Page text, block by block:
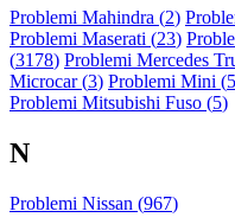
Problemi Mahindra (2)
Problemi Maserati (23)
(3178) Problemi Mercedes
Microcar (3) Problemi Mini (
Problemi Mitsubishi Fuso (5)
N
Problemi Nissan (967)